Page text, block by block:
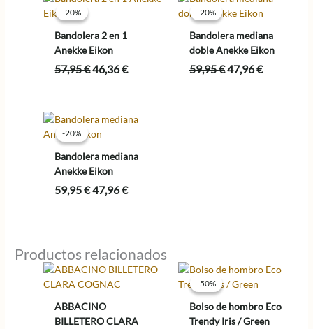
-20%
-20%
Bandolera 2 en 1
Anekke Eikon
57,95€El
57,95 €.
46,36€El
46,36 €.
-20%
-20%
Bandolera mediana
doble Anekke Eikon
59,95€El
47,96€El
-20%
-20%
Bandolera mediana
Anekke Eikon
59,95€El
47,96€El
Productos relacionados
ABBACINO
BILLETERO CLARA
-50%
-50%
Bolso de hombro Eco
Trendy Iris / Green